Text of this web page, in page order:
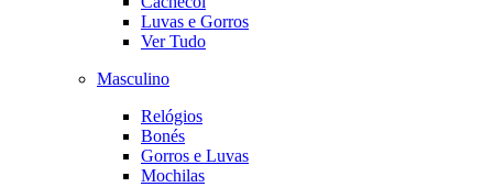
Luvas e Gorros
Ver Tudo
Masculino
Relógios
Bonés
Gorros e Luvas
Mochilas